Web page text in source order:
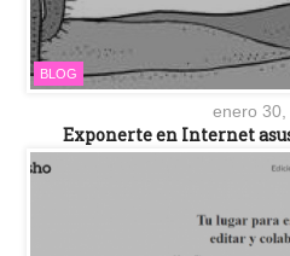
BLOG
enero 30,
Exponerte en Internet